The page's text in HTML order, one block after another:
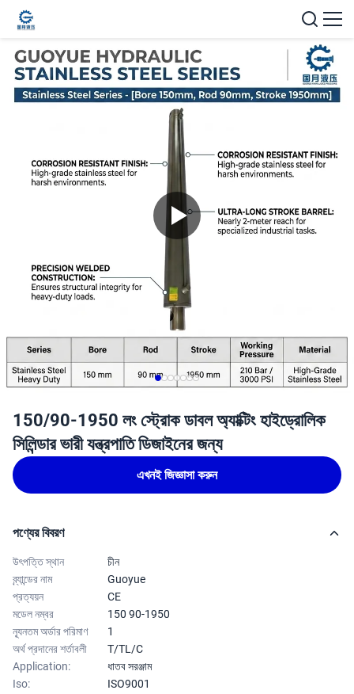
150/90-1950 লং স্ট্রোক ডাবল অ্যাক্টিং হাইড্রোলিক
সিলিন্ডার ভারী যন্ত্রপাতি ডিজাইনের জন্য
এখনই জিজ্ঞাসা করুন
পণ্যের বিবরণ
উৎপত্তি স্থান
চীন
ব্র্যান্ডের নাম
Guoyue
প্রত্যয়ন
CE
মডেল নম্বর
150 90-1950
ন্যূনতম অর্ডার পরিমাণ
1
অর্থ প্রদানের শর্তাবলী
T/TL/C
Application:
ধাতব সরঞ্জাম
Iso:
ISO9001